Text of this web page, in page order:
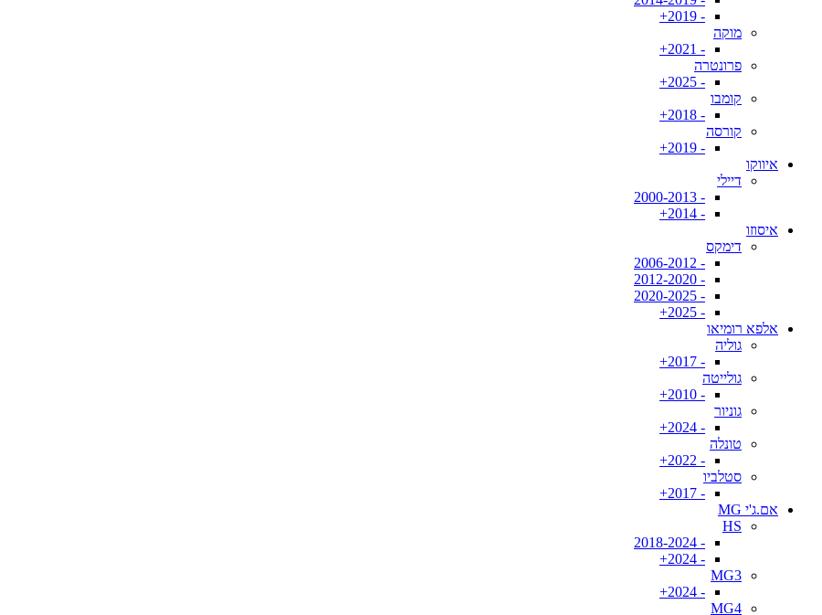
- 2019+
מוקה
- 2021+
פרונטרה
- 2025+
קומבו
- 2018+
קורסה
- 2019+
איווקו
דיילי
- 2000-2013
- 2014+
איסוזו
דימקס
- 2006-2012
- 2012-2020
- 2020-2025
- 2025+
אלפא רומיאו
גוליה
- 2017+
גולייטה
- 2010+
גוניור
- 2024+
טונלה
- 2022+
סטלביו
- 2017+
אם.ג'י MG
HS
- 2018-2024
- 2024+
MG3
- 2024+
MG4